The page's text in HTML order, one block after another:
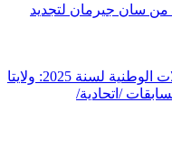
سان جيرمان لتجديد
ألعاب القوى/ أماكن إجراء البطولات الوطنية لسنة 2025: ولايتا
/اتحادية/